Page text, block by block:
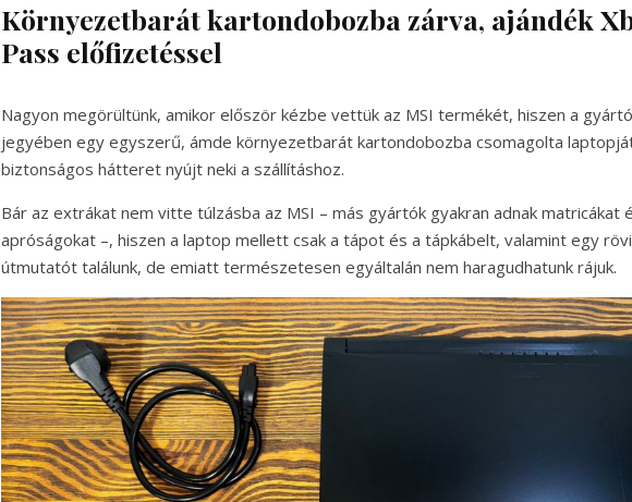
Környezetbarát kartondobozba zárva, ajándék
Pass előfizetéssel
Nagyon megörültünk, amikor először kézbe vettük az MSI termékét, hiszen a
jegyében egy egyszerű, ámde környezetbarát kartondobozba csomagolta
biztonságos hátteret nyújt neki a szállításhoz.
Bár az extrákat nem vitte túlzásba az MSI – más gyártók gyakran adnak matricákat
apróságokat –, hiszen a laptop mellett csak a tápot és a tápkábelt, valamint egy
útmutatót találunk, de emiatt természetesen egyáltalán nem haragudhatunk rájuk.